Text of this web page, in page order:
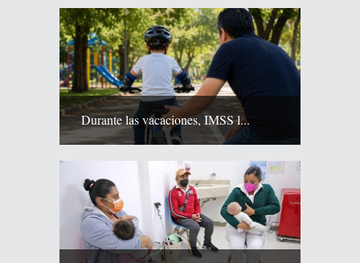
Durante las vacaciones, IMSS l...